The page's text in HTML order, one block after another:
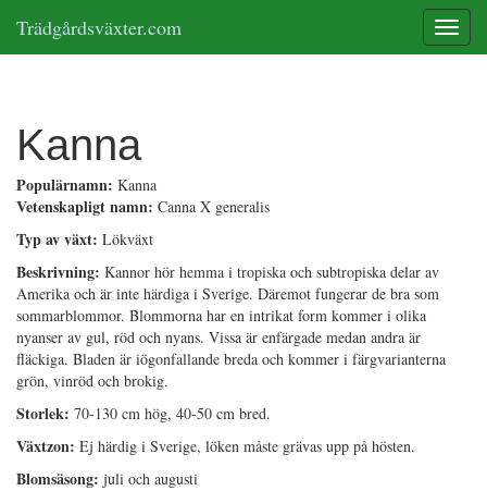
Trädgårdsväxter.com
Kanna
Populärnamn: Kanna
Vetenskapligt namn: Canna X generalis
Typ av växt: Lökväxt
Beskrivning: Kannor hör hemma i tropiska och subtropiska delar av
Amerika och är inte härdiga i Sverige. Däremot fungerar de bra som
sommarblommor. Blommorna har en intrikat form kommer i olika
nyanser av gul, röd och nyans. Vissa är enfärgade medan andra är
fläckiga. Bladen är iögonfallande breda och kommer i färgvarianterna
grön, vinröd och brokig.
Storlek: 70-130 cm hög, 40-50 cm bred.
Växtzon: Ej härdig i Sverige, löken måste grävas upp på hösten.
Blomsäsong: juli och augusti